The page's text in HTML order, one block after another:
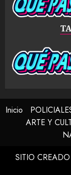
Inicio
ARTE Y
SITIO